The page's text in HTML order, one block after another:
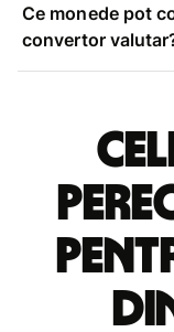
Ce monede pot
convertor